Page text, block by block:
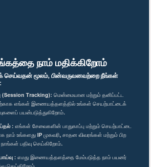
நாம் மதிக்கிறோம்
செய்வதன் மூலம், பின்வருவனவற்றை நீங்கள்
Tracking): மென்மையான மற்றும் தனிப்பட்ட
எங்கள் இணையத்தளத்தில் உங்கள் செயற்பாட்டைக்
பயன்படுத்துகிறோம்.
: எங்கள் சேவைகளின் பாதுகாப்பு மற்றும் செயற்பாட்டை
நாம் உங்களது IP முகவரி, சாதன விவரங்கள் மற்றும் பிற
பதிவு செய்கிறோம்.
: எமது இணையத்தளத்தை மேம்படுத்த நாம் பயனர்